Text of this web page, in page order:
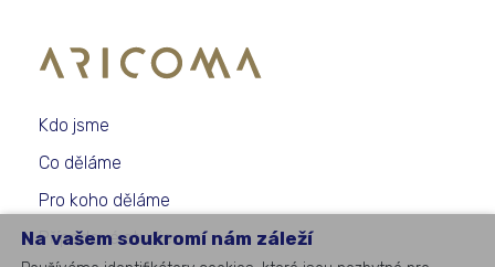
Na vašem soukromí nám záleží
Kdo jsme
Co děláme
Pro koho děláme
Případové studie